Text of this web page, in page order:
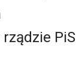
PiS